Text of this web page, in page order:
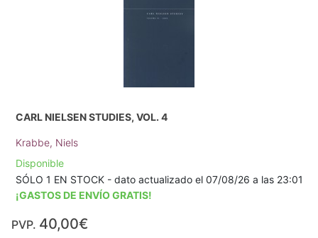
CARL NIELSEN STUDIES, VOL. 4
Krabbe, Niels
Disponible
SÓLO 1 EN STOCK - dato actualizado el 07/08/26 a las 23:01
¡GASTOS DE ENVÍO GRATIS!
PVP. 40,00€